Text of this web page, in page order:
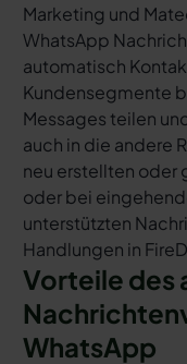
Marketing und
WhatsApp
automatisch
Kundensegmente
Messages teilen
auch in die andere
neu erstellten oder
oder bei
unterstützten
Handlungen in
Vorteile des
WhatsApp